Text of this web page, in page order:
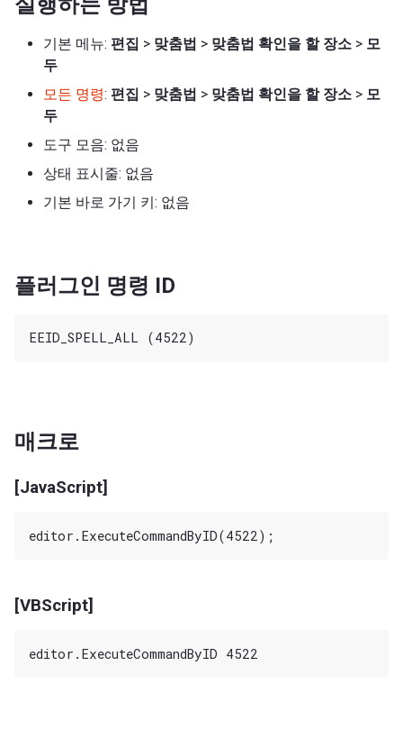
기본 메뉴: 편집 > 맞춤법 > 맞춤법 확인을 할 장소 > 모
두
모든 명령: 편집 > 맞춤법 > 맞춤법 확인을 할 장소 > 모
두
도구 모음: 없음
상태 표시줄: 없음
기본 바로 가기 키: 없음
플러그인 명령 ID
매크로
[JavaScript]
[VBScript]